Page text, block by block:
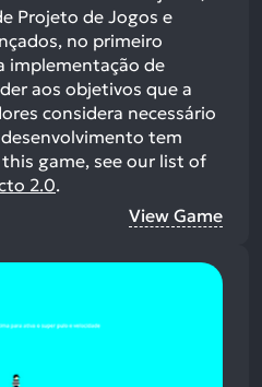
Projeto de Jogos e
no primeiro
implementação de
aos objetivos que a
considera necessário
tem
game, see our list of
2.0.
View Game